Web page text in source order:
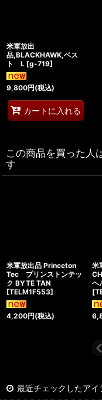
米軍放出
品,BLACKHAWK,ベス
ト L [g-719]
9,800円(税込)
カートに入れる
この商品を買った人
す
米軍放出品 Princeton
Tec プリンストンテッ
ク BYTE TAN
[TELM1F553]
4,200円(税込)
米
ヘ
[
最近チェックしたアイ